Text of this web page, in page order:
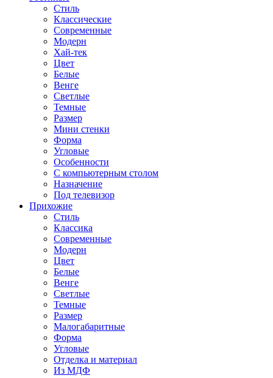
Стиль
Классические
Современные
Модерн
Хай-тек
Цвет
Белые
Венге
Светлые
Темные
Размер
Мини стенки
Форма
Угловые
Особенности
С компьютерным столом
Назначение
Под телевизор
Прихожие
Стиль
Классика
Современные
Модерн
Цвет
Белые
Венге
Светлые
Темные
Размер
Малогабаритные
Форма
Угловые
Отделка и материал
Из МДФ